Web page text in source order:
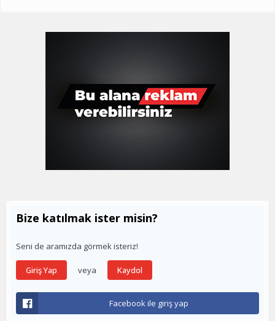
Bize katılmak ister misin?
Seni de aramızda görmek isteriz!
Giriş Yap veya Kaydol
Facebook ile giriş yap